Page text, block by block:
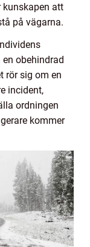
kunskapen att
på vägarna.
obehindrad
rör sig om en
incident,
ordningen
kommer